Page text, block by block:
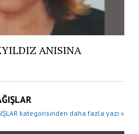
ANISINA
kategorisinden daha fazla yazı »